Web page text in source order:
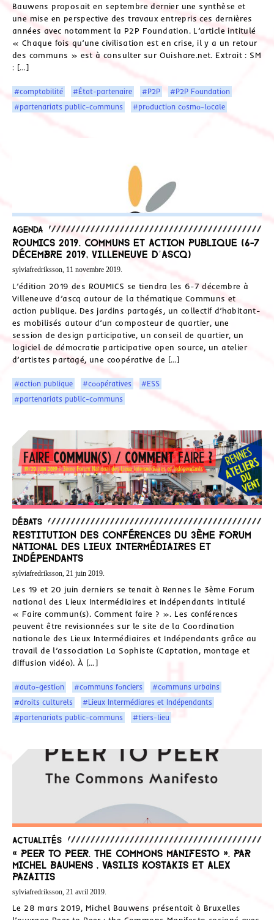
Bauwens proposait en septembre dernier une synthèse et
une mise en perspective des travaux entrepris ces dernières
années avec notamment la P2P Foundation. L’article intitulé
« Chaque fois qu’une civilisation est en crise, il y a un retour
des communs » est à consulter sur Ouishare.net. Extrait : SM
: […]
#comptabilité #État-partenaire #P2P
#P2P Foundation
#partenariats public-communs
#production cosmo-locale
Agenda
ROUMICS 2019. Communs et action publique (6-7
décembre 2019, Villeneuve d’ascq)
sylviafredriksson, 11 novembre 2019.
L’édition 2019 des ROUMICS se tiendra les 6-7 décembre à
Villeneuve d’ascq autour de la thématique Communs et
action publique. Des jardins partagés, un collectif d’habitant-
es mobilisés autour d’un composteur de quartier, une
session de design participative, un conseil de quartier, un
logiciel de démocratie participative open source, un atelier
d’artistes partagé, une coopérative de […]
#action publique #coopératives
#ESS
#partenariats public-communs
Débats
Restitution des conférences du 3ème Forum
national des Lieux Intermédiaires et
indépendants
sylviafredriksson, 21 juin 2019.
Les 19 et 20 juin derniers se tenait à Rennes le 3ème Forum
national des Lieux Intermédiaires et indépendants intitulé
« Faire commun(s). Comment faire ? ». Les conférences
peuvent être revisionnées sur le site de la Coordination
nationale des Lieux Intermédiaires et Indépendants grâce au
travail de l’association La Sophiste (Captation, montage et
diffusion vidéo). À […]
#auto-gestion #communs fonciers
#communs urbains
#droits culturels
#Lieux Intermédiares et Indépendants
#partenariats public-communs
#tiers-lieu
Actualités
« Peer to Peer. The Commons Manifesto ». Par
Michel Bauwens , Vasilis Kostakis et Alex
Pazaitis
sylviafredriksson, 21 avril 2019.
Le 28 mars 2019, Michel Bauwens présentait à Bruxelles